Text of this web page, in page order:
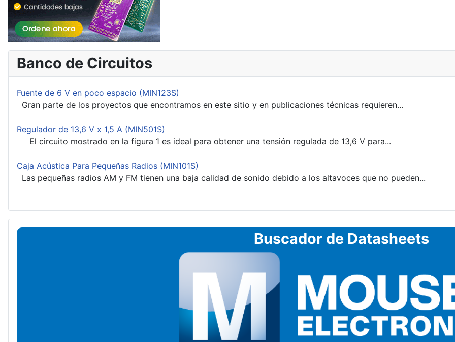
Banco de Circuitos
Fuente de 6 V en poco espacio (MIN123S)
Gran parte de los proyectos que encontramos en este sitio y en publicaciones técnicas requieren...
Regulador de 13,6 V x 1,5 A (MIN501S)
El circuito mostrado en la figura 1 es ideal para obtener una tensión regulada de 13,6 V para...
Caja Acústica Para Pequeñas Radios (MIN101S)
Las pequeñas radios AM y FM tienen una baja calidad de sonido debido a los altavoces que no pueden...
Buscador de Datasheets